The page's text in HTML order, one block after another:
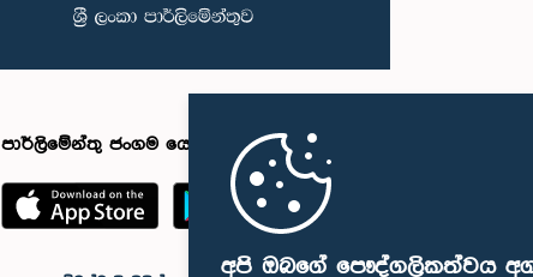
අපි ඔබගේ පෞද්ගලිකත්වය
පාර්ලිමේන්තු ජංගම යෙදුම